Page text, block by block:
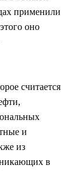
применили
оно
считается
и
из
в